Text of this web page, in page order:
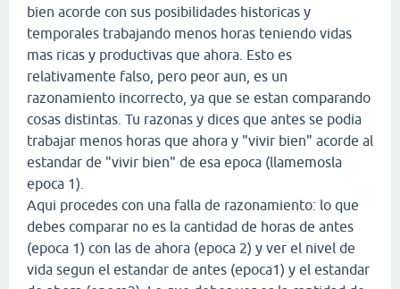
bien acorde con sus posibilidades historicas y
temporales trabajando menos horas teniendo vidas
mas ricas y productivas que ahora. Esto es
relativamente falso, pero peor aun, es un
razonamiento incorrecto, ya que se estan comparando
cosas distintas. Tu razonas y dices que antes se podia
trabajar menos horas que ahora y "vivir bien" acorde al
estandar de "vivir bien" de esa epoca (llamemosla
epoca 1).
Aqui procedes con una falla de razonamiento: lo que
debes comparar no es la cantidad de horas de antes
(epoca 1) con las de ahora (epoca 2) y ver el nivel de
vida segun el estandar de antes (epoca1) y el estandar